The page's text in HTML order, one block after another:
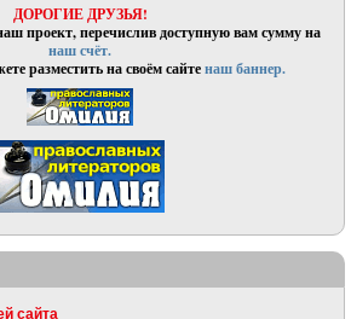
ДОРОГИЕ ДРУЗЬЯ!
проект, перечислив доступную вам сумму на
наш счёт.
разместить на своём сайтенаш баннер.
сайта